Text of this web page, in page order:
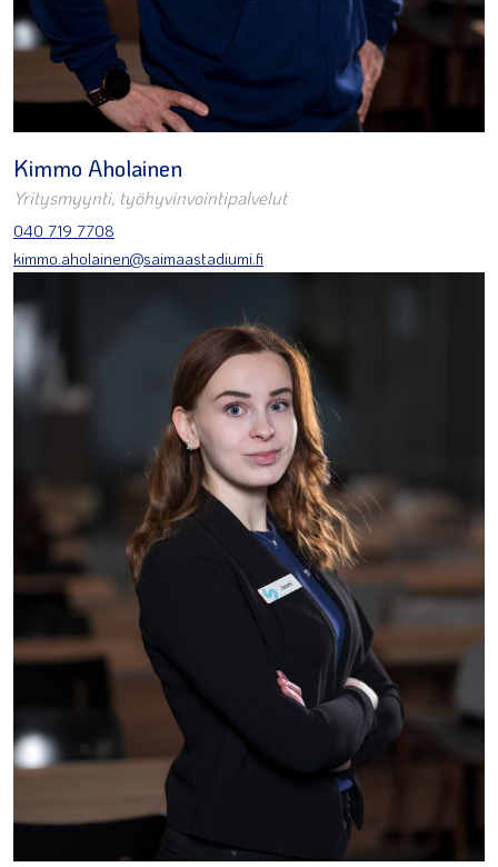
Kimmo Aholainen
Yritysmyynti, työhyvinvointipalvelut
040 719 7708
kimmo.aholainen@saimaastadiumi.fi